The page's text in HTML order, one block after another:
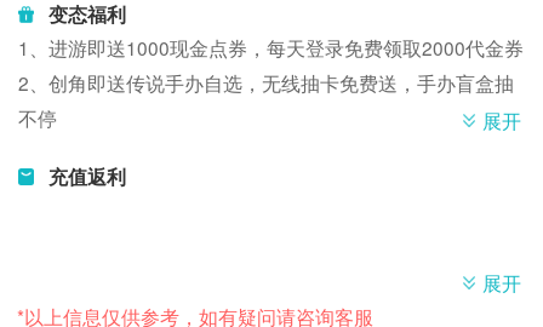
变态福利
1、进游即送1000现金点券，每天登录免费领取2000代金券
2、创角即送传说手办自选，无线抽卡免费送，手办盲盒抽
不停
4、专属档位代金券，每日首次充值5折优惠起，终身大额
展开
充值返利
展开
*以上信息仅供参考，如有疑问请咨询客服